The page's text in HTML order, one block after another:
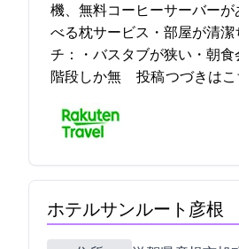
機、無料コーヒーサーバーが
べる枕サービス・部屋が清潔
チ：・バスタブが狭い・朝食
階段しか無… 2021-08-22 22:00:31投稿つづきはこ
ホテルサンルート彦根